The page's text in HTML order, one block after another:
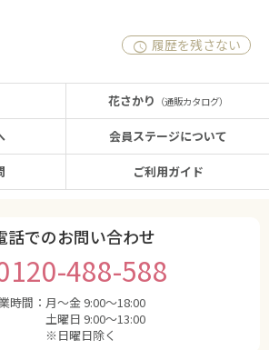
履歴を残さない
花さかり （通販カタログ）
会員ステージについて
ご利用ガイド
話でのお問い合わせ
488-588
時間： 月〜金 9:00〜18:00
土曜日 9:00〜13:00
※日曜日除く